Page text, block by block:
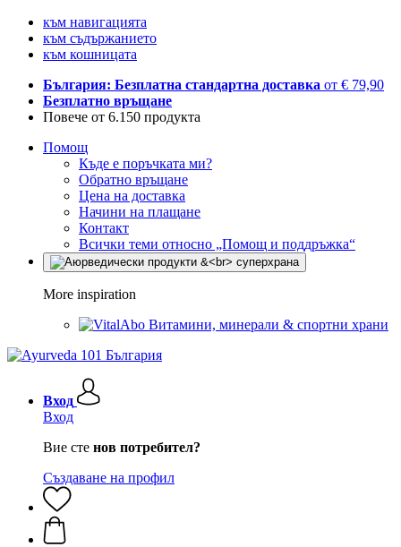
към навигацията
към съдържанието
към кошницата
България: Безплатна стандартна доставка от € 79,90
Безплатно връщане
Повече от 6.150 продукта
Помощ
Къде е поръчката ми?
Обратно връщане
Цена на доставка
Начини на плащане
Контакт
Всички теми относно „Помощ и поддръжка“
More inspiration
Витамини, минерали & спортни храни
Вход
Вход
Вие сте нов потребител?
Създаване на профил